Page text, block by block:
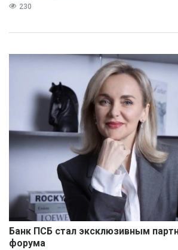
230
Банк ПСБ стал эксклюзивным
форума